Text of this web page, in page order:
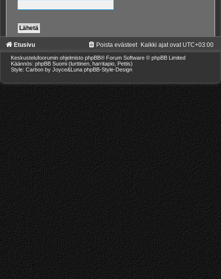
Etusivu Kaikki ajat ovat UTC+03:00
Poista evästeet
Keskustelufoorumin ohjelmisto phpBB® Forum Software © phpBB Limited
Käännös: phpBB Suomi (lurttinen, harritapio, Pettis)
Style: Carbon by Joyce&Luna phpBB-Style-Design